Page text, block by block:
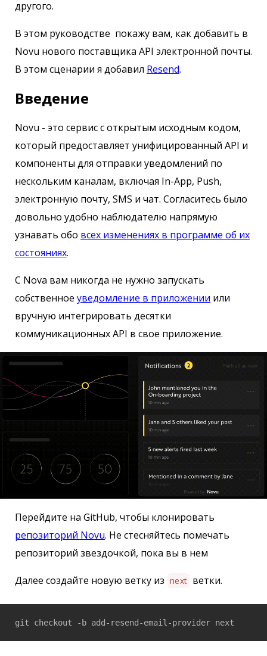
другого.
В этом руководстве покажу вам, как добавить в
Novu нового поставщика API электронной почты.
В этом сценарии я добавил Resend.
Введение
Novu - это сервис с открытым исходным кодом,
который предоставляет унифицированный API и
компоненты для отправки уведомлений по
нескольким каналам, включая In-App, Push,
электронную почту, SMS и чат. Согласитесь было
довольно удобно наблюдателю напрямую
узнавать обо всех изменениях в программе об их
состояниях.
С Nova вам никогда не нужно запускать
собственное уведомление в приложении или
вручную интегрировать десятки
коммуникационных API в свое приложение.
Перейдите на GitHub, чтобы клонировать
репозиторий Novu. Не стесняйтесь помечать
репозиторий звездочкой, пока вы в нем
Далее создайте новую ветку из next ветки.
git checkout -b add-resend-email-provider next